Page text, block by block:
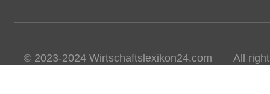
© 2023-2024 Wirtschaftslexikon24.com All